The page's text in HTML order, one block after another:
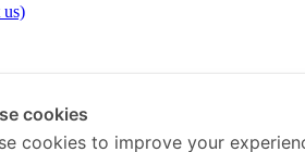
cookies
cookies to improve your